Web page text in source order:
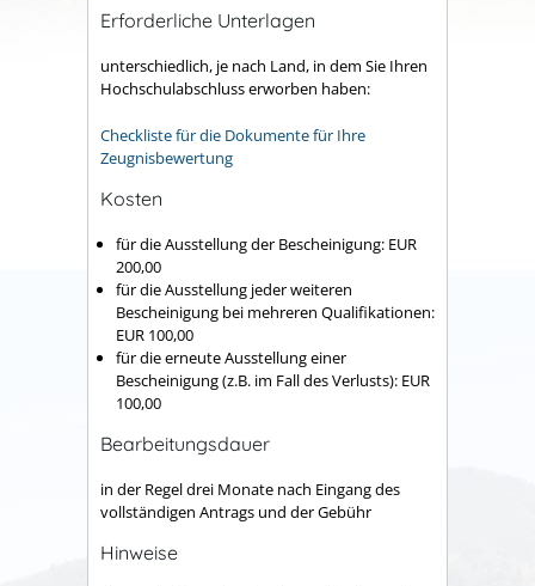
Erforderliche Unterlagen
unterschiedlich, je nach Land, in dem Sie Ihren
Hochschulabschluss erworben haben:
Checkliste für die Dokumente für Ihre
Zeugnisbewertung
Kosten
für die Ausstellung der Bescheinigung: EUR
200,00
für die Ausstellung jeder weiteren
Bescheinigung bei mehreren Qualifikationen:
EUR 100,00
für die erneute Ausstellung einer
Bescheinigung (z.B. im Fall des Verlusts): EUR
100,00
Bearbeitungsdauer
in der Regel drei Monate nach Eingang des
vollständigen Antrags und der Gebühr
Hinweise